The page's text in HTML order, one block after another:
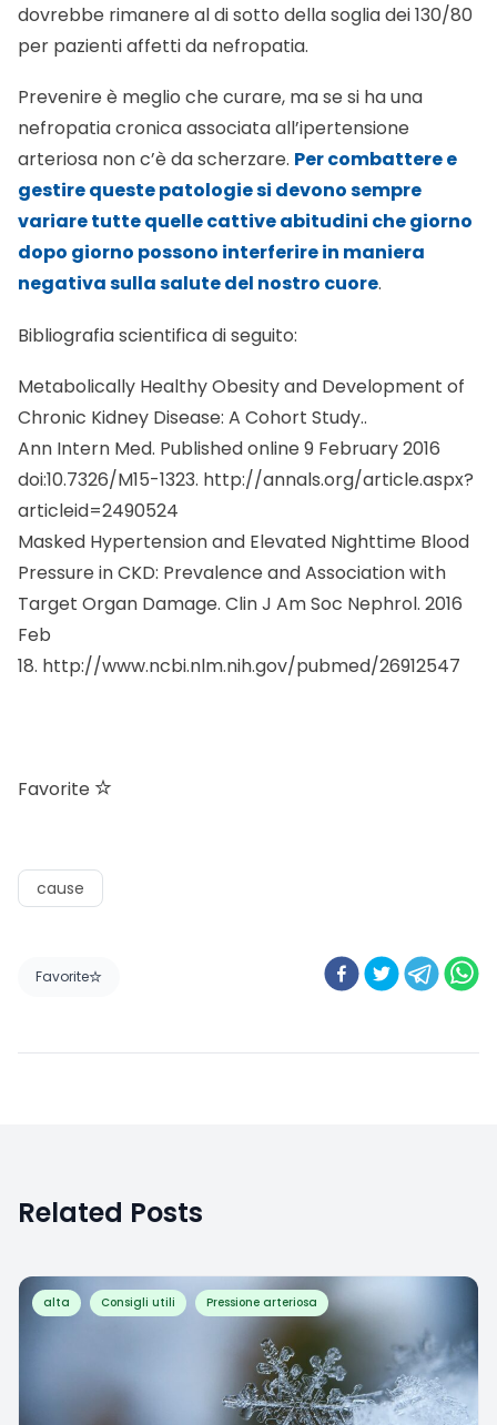
dovrebbe rimanere al di sotto della soglia dei 130/80
per pazienti affetti da nefropatia.
Prevenire è meglio che curare, ma se si ha una
nefropatia cronica associata all’ipertensione
arteriosa non c’è da scherzare. Per combattere e
gestire queste patologie si devono sempre
variare tutte quelle cattive abitudini che giorno
dopo giorno possono interferire in maniera
negativa sulla salute del nostro cuore.
Bibliografia scientifica di seguito:
Metabolically Healthy Obesity and Development of
Chronic Kidney Disease: A Cohort Study..
Ann Intern Med. Published online 9 February 2016
doi:10.7326/M15-1323. http://annals.org/article.aspx?
articleid=2490524
Masked Hypertension and Elevated Nighttime Blood
Pressure in CKD: Prevalence and Association with
Target Organ Damage. Clin J Am Soc Nephrol. 2016
Feb
18. http://www.ncbi.nlm.nih.gov/pubmed/26912547
Favorite
cause
Favorite
Related Posts
alta Consigli utili Pressione arteriosa